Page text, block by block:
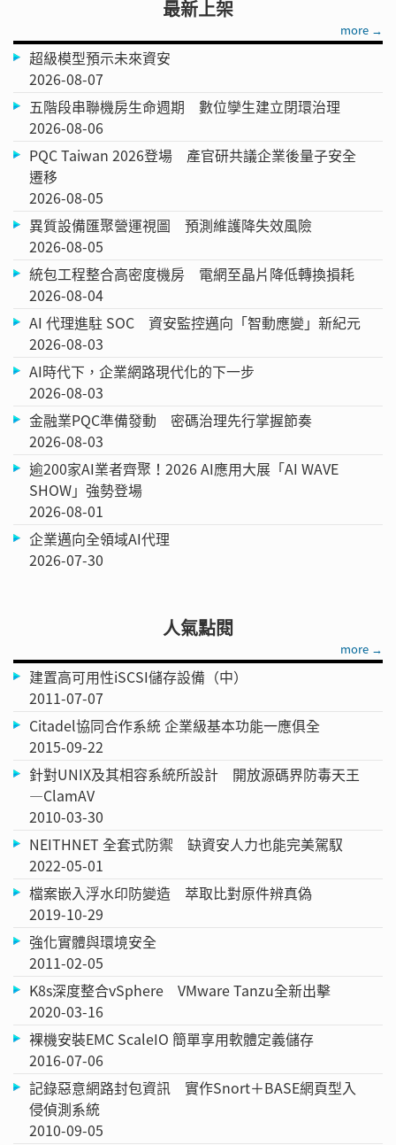
最新上架
more →
超級模型預示未來資安
2026-08-07
五階段串聯機房生命週期 數位孿生建立閉環治理
2026-08-06
PQC Taiwan 2026登場 產官研共議企業後量子安全
遷移
2026-08-05
異質設備匯聚營運視圖 預測維護降失效風險
2026-08-05
統包工程整合高密度機房 電網至晶片降低轉換損耗
2026-08-04
AI 代理進駐 SOC 資安監控邁向「智動應變」新紀元
2026-08-03
AI時代下，企業網路現代化的下一步
2026-08-03
金融業PQC準備發動 密碼治理先行掌握節奏
2026-08-03
逾200家AI業者齊聚！2026 AI應用大展「AI WAVE
SHOW」強勢登場
2026-08-01
企業邁向全領域AI代理
2026-07-30
人氣點閱
more →
建置高可用性iSCSI儲存設備（中）
2011-07-07
Citadel協同合作系統 企業級基本功能一應俱全
2015-09-22
針對UNIX及其相容系統所設計 開放源碼界防毒天王
—ClamAV
2010-03-30
NEITHNET 全套式防禦 缺資安人力也能完美駕馭
2022-05-01
檔案嵌入浮水印防變造 萃取比對原件辨真偽
2019-10-29
強化實體與環境安全
2011-02-05
K8s深度整合vSphere VMware Tanzu全新出擊
2020-03-16
裸機安裝EMC ScaleIO 簡單享用軟體定義儲存
2016-07-06
記錄惡意網路封包資訊 實作Snort＋BASE網頁型入
侵偵測系統
2010-09-05